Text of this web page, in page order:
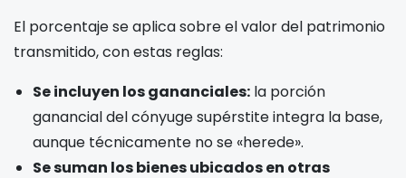
El porcentaje se aplica sobre el valor del patrimonio
transmitido, con estas reglas:
Se incluyen los gananciales: la porción
ganancial del cónyuge supérstite integra la base,
aunque técnicamente no se «herede».
Se suman los bienes ubicados en otras